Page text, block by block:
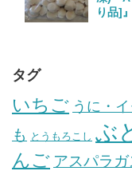
り品]
タグ
いちご うに・イ
も とうもろこし ぶ
んご アスパラガ